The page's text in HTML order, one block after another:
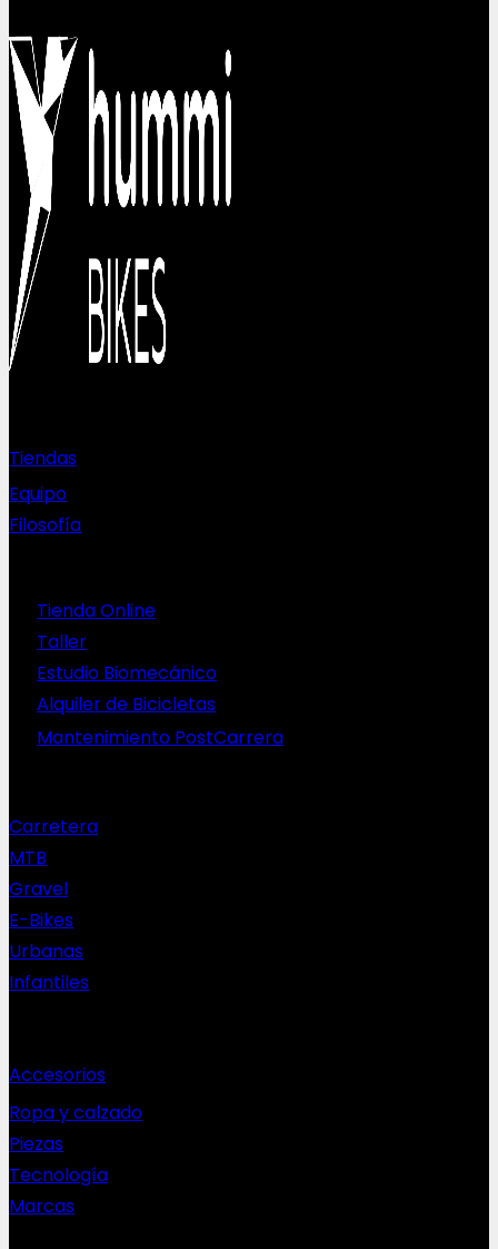
Tiendas
Equipo
Filosofía
Tienda Online
Taller
Estudio Biomecánico
Alquiler de Bicicletas
Mantenimiento PostCarrera
Carretera
MTB
Gravel
E-Bikes
Urbanas
Infantiles
Accesorios
Ropa y calzado
Piezas
Tecnología
Marcas